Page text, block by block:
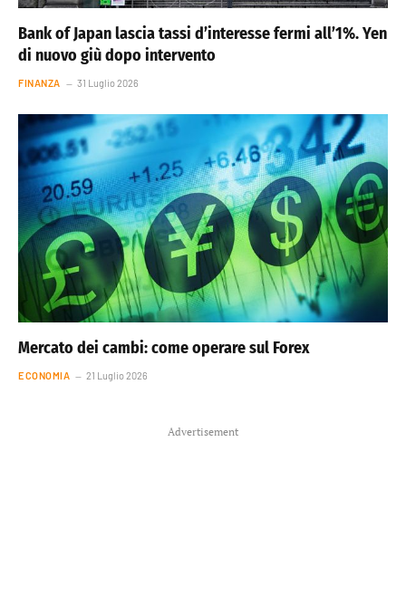
Bank of Japan lascia tassi d’interesse fermi all’1%. Yen
di nuovo giù dopo intervento
FINANZA 31 Luglio 2026
Mercato dei cambi: come operare sul Forex
ECONOMIA 21 Luglio 2026
Advertisement